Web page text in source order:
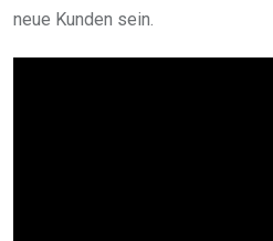
neue Kunden sein.